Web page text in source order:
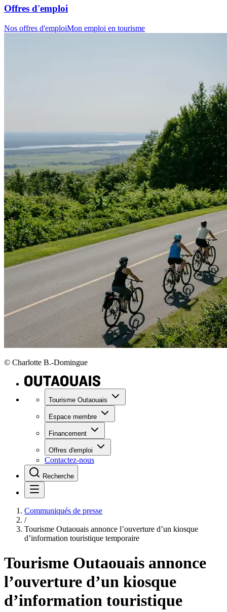
Offres d'emploi
Nos offres d'emploiMon emploi en tourisme
© Charlotte B.-Domingue
Tourisme Outaouais
Espace membre
Financement
Offres d'emploi
Contactez-nous
Recherche
Communiqués de presse
/
Tourisme Outaouais annonce l’ouverture d’un kiosque
d’information touristique temporaire
Tourisme Outaouais annonce
l’ouverture d’un kiosque
d’information touristique